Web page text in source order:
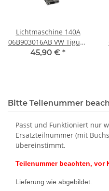
Lichtmaschine 140A
06B903016AB VW Tiguan
5N Golf 6 Passat 3C Audi
45,90 € *
Bitte Teilenummer
Passt und Funktioniert nur
Ersatzteilnummer (mit
übereinstimmt.
Teilenummer beachten, vor
Lieferung wie abgebildet.